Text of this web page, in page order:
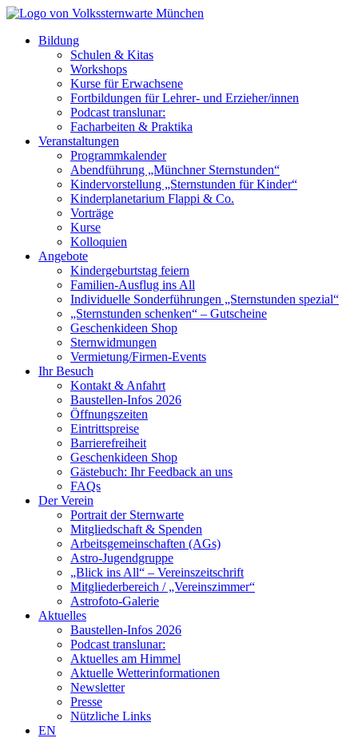
Bildung
Schulen & Kitas
Workshops
Kurse für Erwachsene
Fortbildungen für Lehrer- und Erzieher/innen
Podcast translunar:
Facharbeiten & Praktika
Veranstaltungen
Programmkalender
Abendführung „Münchner Sternstunden“
Kindervorstellung „Sternstunden für Kinder“
Kinderplanetarium Flappi & Co.
Vorträge
Kurse
Kolloquien
Angebote
Kindergeburtstag feiern
Familien-Ausflug ins All
Individuelle Sonderführungen „Sternstunden spezial“
„Sternstunden schenken“ – Gutscheine
Geschenkideen Shop
Sternwidmungen
Vermietung/Firmen-Events
Ihr Besuch
Kontakt & Anfahrt
Baustellen-Infos 2026
Öffnungszeiten
Eintrittspreise
Barrierefreiheit
Geschenkideen Shop
Gästebuch: Ihr Feedback an uns
FAQs
Der Verein
Portrait der Sternwarte
Mitgliedschaft & Spenden
Arbeitsgemeinschaften (AGs)
Astro-Jugendgruppe
„Blick ins All“ – Vereinszeitschrift
Mitgliederbereich / „Vereinszimmer“
Astrofoto-Galerie
Aktuelles
Baustellen-Infos 2026
Podcast translunar:
Aktuelles am Himmel
Aktuelle Wetterinformationen
Newsletter
Presse
Nützliche Links
EN